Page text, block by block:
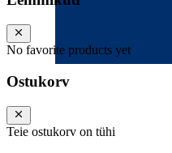
No favorite products yet
Ostukorv
Teie ostukorv on tühi